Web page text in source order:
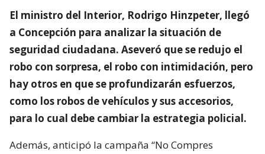
El ministro del Interior, Rodrigo Hinzpeter, llegó
a Concepción para analizar la situación de
seguridad ciudadana. Aseveró que se redujo el
robo con sorpresa, el robo con intimidación, pero
hay otros en que se profundizarán esfuerzos,
como los robos de vehículos y sus accesorios,
para lo cual debe cambiar la estrategia policial.
Además, anticipó la campaña “No Compres